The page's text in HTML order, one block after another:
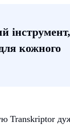
кожного
Transkriptor